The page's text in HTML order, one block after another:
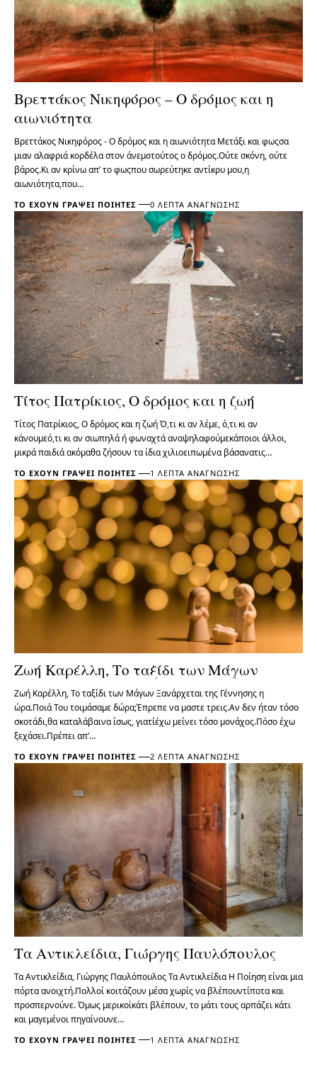
Βρεττάκος Νικηφόρος – Ο δρόμος και η
αιωνιότητα
Βρεττάκος Νικηφόρος - Ο δρόμος και η αιωνιότητα Μετάξι και φωςσα
μιαν αλαφριά κορδέλα στον άνεμοτούτος ο δρόμος.Ούτε σκόνη, ούτε
βάρος.Κι αν κρίνω απ’ το φωςπου σωρεύτηκε αντίκρυ μου,η
αιωνιότητα,που…
ΤΟ ΈΧΟΥΝ ΓΡΆΨΕΙ ΠΟΙΗΤΈΣ 0 ΛΕΠΤΆ ΑΝΆΓΝΩΣΗΣ
Τίτος Πατρίκιος, Ο δρόμος και η ζωή
Τίτος Πατρίκιος, Ο δρόμος και η ζωή Ό,τι κι αν λέμε, ό,τι κι αν
κάνουμεό,τι κι αν σιωπηλά ή φωναχτά αναψηλαφούμεκάποιοι άλλοι,
μικρά παιδιά ακόμαθα ζήσουν τα ίδια χιλιοειπωμένα βάσανατις…
ΤΟ ΈΧΟΥΝ ΓΡΆΨΕΙ ΠΟΙΗΤΈΣ 1 ΛΕΠΤΆ ΑΝΆΓΝΩΣΗΣ
Ζωή Καρέλλη, Το ταξίδι των Μάγων
Ζωή Καρέλλη, Το ταξίδι των Μάγων Ξανάρχεται της Γέννησης η
ώρα.Ποιά Του τοιμάσαμε δώρα;Έπρεπε να μαστε τρεις.Αν δεν ήταν τόσο
σκοτάδι,θα καταλάβαινα ίσως, γιατίέχω μείνει τόσο μονάχος.Πόσο έχω
ξεχάσει.Πρέπει απ’…
ΤΟ ΈΧΟΥΝ ΓΡΆΨΕΙ ΠΟΙΗΤΈΣ 2 ΛΕΠΤΆ ΑΝΆΓΝΩΣΗΣ
Τα Αντικλείδια, Γιώργης Παυλόπουλος
Τα Αντικλείδια, Γιώργης Παυλόπουλος Τα Αντικλείδια Η Ποίηση είναι μια
πόρτα ανοιχτή.Πολλοί κοιτάζουν μέσα χωρίς να βλέπουντίποτα και
προσπερνούνε. Όμως μερικοίκάτι βλέπουν, το μάτι τους αρπάζει κάτι
και μαγεμένοι πηγαίνουνε…
ΤΟ ΈΧΟΥΝ ΓΡΆΨΕΙ ΠΟΙΗΤΈΣ 1 ΛΕΠΤΆ ΑΝΆΓΝΩΣΗΣ